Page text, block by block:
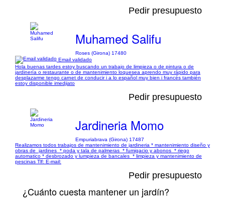
Pedir presupuesto
Muhamed Salifu
Roses (Girona) 17480
Email validado
Hola buenas tardes estoy buscando un trabajo de limpieza o de pintura o de
jardinería o restaurante o de mantenimiento loquesea aprendo muy rápido para
desplazarme tengo carnet de conducir i a lo español muy bien i francés también
estoy disponible imedjiato
Pedir presupuesto
Jardineria Momo
Empuriabrava (Girona) 17487
Realizamos todos trabajos de mantenimiento de jardineria * mantenimiento diseño y
obras de jardines * poda y tala de palmeras * fumigacio y abonos * riego
automatico * desbrozado y lumpieza de bancales * limpieza y mantenimiento de
pescinas Tlf: E-mail:
Pedir presupuesto
¿Cuánto cuesta mantener un jardín?